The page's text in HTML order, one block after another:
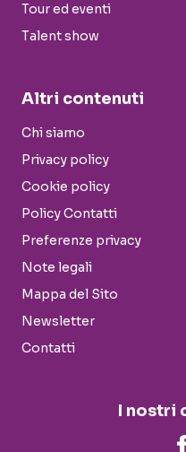
Tour ed eventi
Talent show
Altri contenuti
Chi siamo
Privacy policy
Cookie policy
Policy Contatti
Preferenze privacy
Note legali
Mappa del Sito
Newsletter
Contatti
I nostri